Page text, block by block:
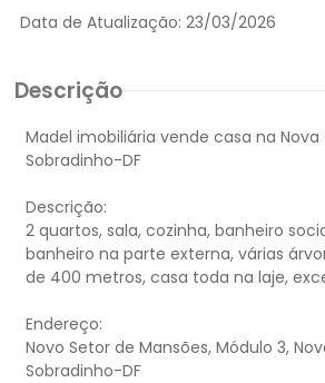
Data de Atualização: 23/03/2026
Descrição
Madel imobiliária vende casa na Nova
Sobradinho-DF
Descrição:
2 quartos, sala, cozinha, banheiro
banheiro na parte externa, várias
de 400 metros, casa toda na laje,
Endereço:
Novo Setor de Mansões, Módulo 3,
Sobradinho-DF